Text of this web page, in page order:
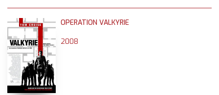
OPERATION VALKYRIE
2008